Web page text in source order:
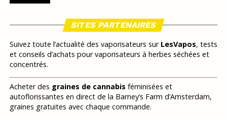
SITES PARTENAIRES
Suivez toute l’actualité des vaporisateurs sur LesVapos, tests
et conseils d’achats pour vaporisateurs à herbes séchées et
concentrés.
Acheter des graines de cannabis féminisées et
autoflorissantes en direct de la Barney’s Farm d’Amsterdam,
graines gratuites avec chaque commande.